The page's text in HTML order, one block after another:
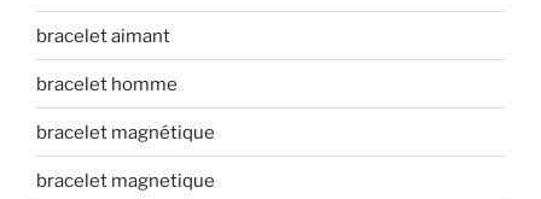
bracelet aimant
bracelet homme
bracelet magnétique
bracelet magnetique